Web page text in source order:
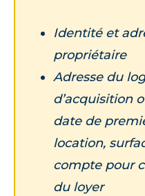
Identité et
propriétaire
Adresse du
d’acquisition
date de
location,
compte pour
du loyer